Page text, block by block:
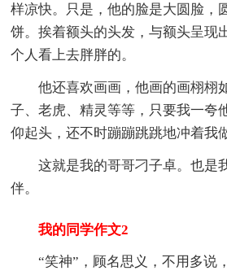
样凉快。只是，他的脸是大圆脸，
饼。挨着额头的头发，与额头呈现
个人看上去胖胖的。
他还喜欢画画，他画的画栩栩
子、老虎、精灵等等，只要我一夸
仰起头，还不时蹦蹦跳跳地冲着我
这就是我的哥哥刁子卓。也是
伴。
我的同学作文2
“笑神”，顾名思义，不用多说